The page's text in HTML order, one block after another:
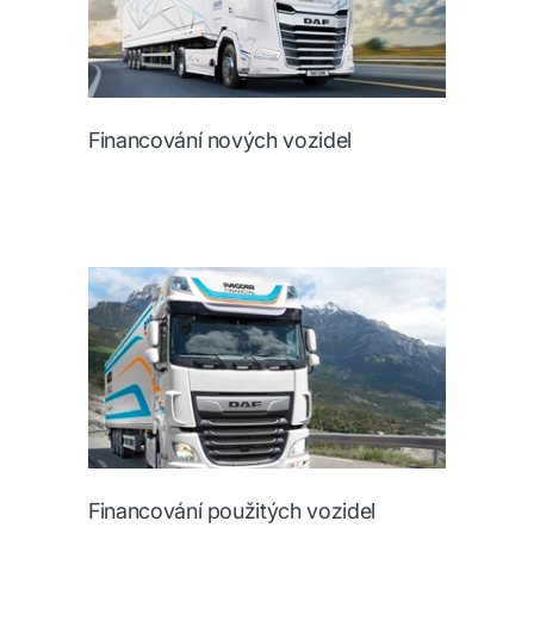
Financování nových vozidel
Financování použitých vozidel